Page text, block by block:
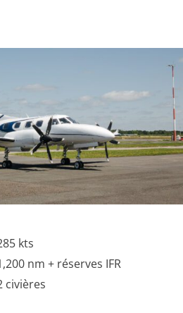
kts
nm + réserves IFR
civières